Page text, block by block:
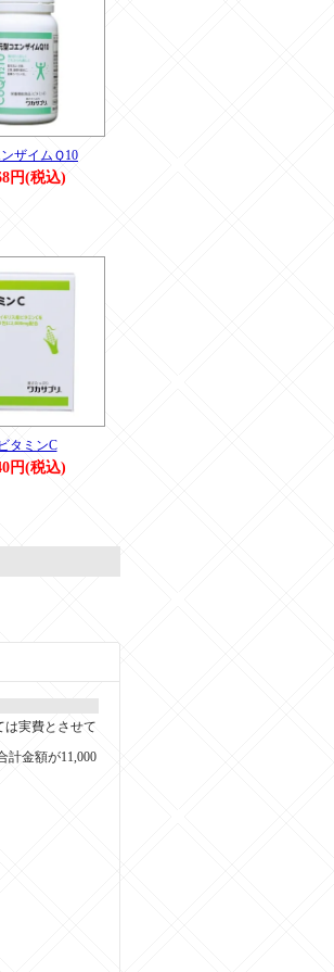
ザイムＱ10
円(税込)
タミンC
円(税込)
は実費とさせて
計金額が11,000